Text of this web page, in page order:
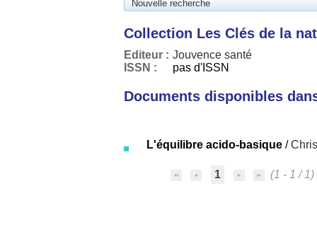
Nouvelle recherche
Collection Les Clés de la
Editeur : Jouvence santé
ISSN :
pas d'ISSN
Documents disponibles
L'équilibre acido-basique /
1 (1 - 1 / 1)